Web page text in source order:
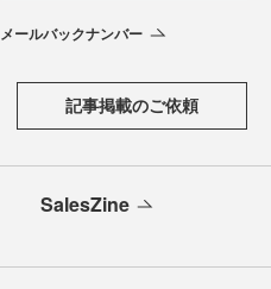
メールバックナンバー
記事掲載のご依頼
SalesZine